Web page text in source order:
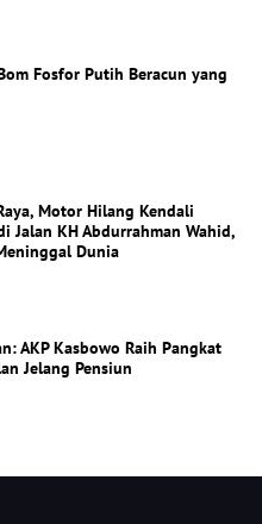
Fosfor Putih Beracun yang
Motor Hilang Kendali
Jalan KH Abdurrahman Wahid,
Dunia
AKP Kasbowo Raih Pangkat
Jelang Pensiun